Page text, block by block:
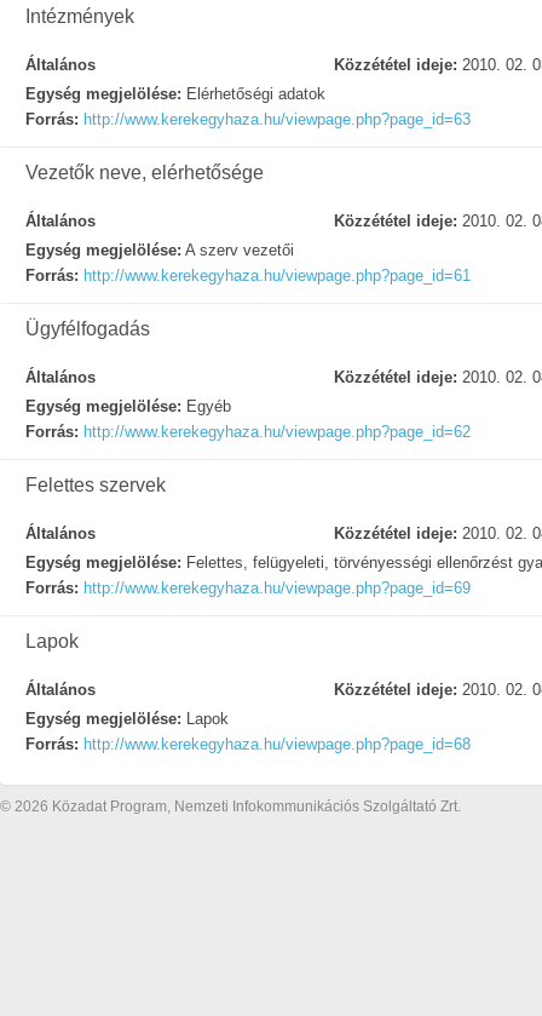
Intézmények
Általános Közzététel ideje: 2010. 02.
Egység megjelölése: Elérhetőségi adatok
Forrás: http://www.kerekegyhaza.hu/viewpage.php?page_id=63
Vezetők neve, elérhetősége
Általános Közzététel ideje: 2010. 02.
Egység megjelölése: A szerv vezetői
Forrás: http://www.kerekegyhaza.hu/viewpage.php?page_id=61
Ügyfélfogadás
Általános Közzététel ideje: 2010. 02.
Egység megjelölése: Egyéb
Forrás: http://www.kerekegyhaza.hu/viewpage.php?page_id=62
Felettes szervek
Általános Közzététel ideje: 2010. 02.
Egység megjelölése: Felettes, felügyeleti, törvényességi ellenőrzést
Forrás: http://www.kerekegyhaza.hu/viewpage.php?page_id=69
Lapok
Általános Közzététel ideje: 2010. 02.
Egység megjelölése: Lapok
Forrás: http://www.kerekegyhaza.hu/viewpage.php?page_id=68
© 2026 Közadat Program, Nemzeti Infokommunikációs Szolgáltató Zrt.